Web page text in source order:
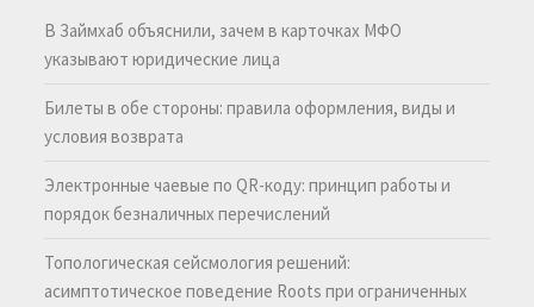
В Займхаб объяснили, зачем в карточках МФО
указывают юридические лица
Билеты в обе стороны: правила оформления, виды и
условия возврата
Электронные чаевые по QR-коду: принцип работы и
порядок безналичных перечислений
Топологическая сейсмология решений:
асимптотическое поведение Roots при ограниченных